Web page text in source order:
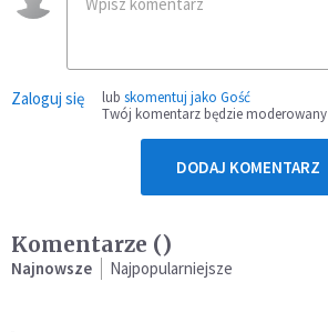
Zaloguj się lub skomentuj jako Gość
Twój komentarz będzie moderowany
DODAJ KOMENTARZ
Komentarze ()
Najnowsze Najpopularniejsze